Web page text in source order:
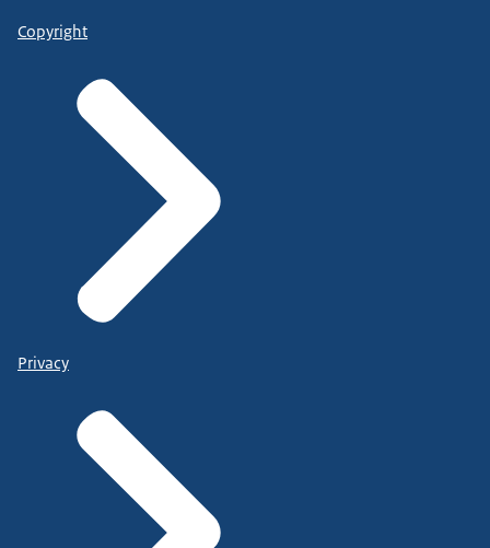
Copyright
Privacy